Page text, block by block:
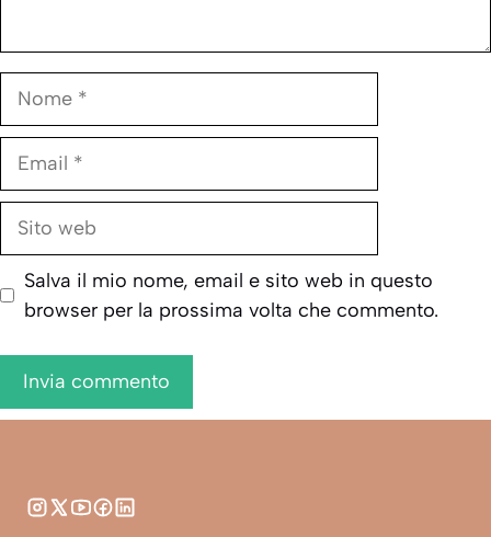
Nome
Email
Sito
Salva il mio nome, email e sito web in questo
browser per la prossima volta che commento.